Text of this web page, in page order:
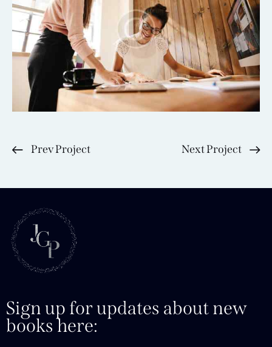
Prev Project Next Project
Sign up for updates about new
books here: